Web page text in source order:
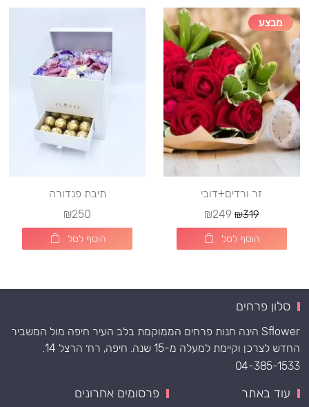
מבצע
זר ורדים+דובי
₪319
₪249
הוסף לסל
תיבת פנדורה
₪250
הוסף לסל
סלון פרחים
Sflower הינה חנות פרחים הממוקמת בלב העיר חיפה מול המשביר
החדש לצרכן וקיימת למעלה מ-15 שנה. חיפה, רח׳ הרצל 14.
04-385-1533
עוד באתר פרסומים אחרונים